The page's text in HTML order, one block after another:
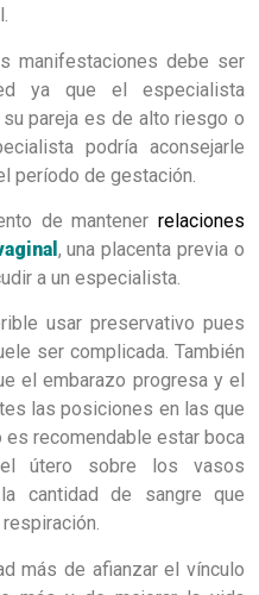
manifestaciones debe ser
ya que el especialista
pareja es de alto riesgo o
podría aconsejarle
período de gestación.
de mantener relaciones
, una placenta previa o
a un especialista.
usar preservativo pues
ser complicada. También
el embarazo progresa y el
las posiciones en las que
es recomendable estar boca
útero sobre los vasos
cantidad de sangre que
más de afianzar el vínculo